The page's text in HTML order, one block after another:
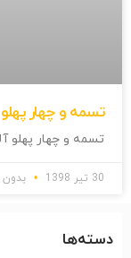
تسمه و چهار پهلو
تسمه و چهار پهلو
30 تیر 1398 بدون
دسته‌ها